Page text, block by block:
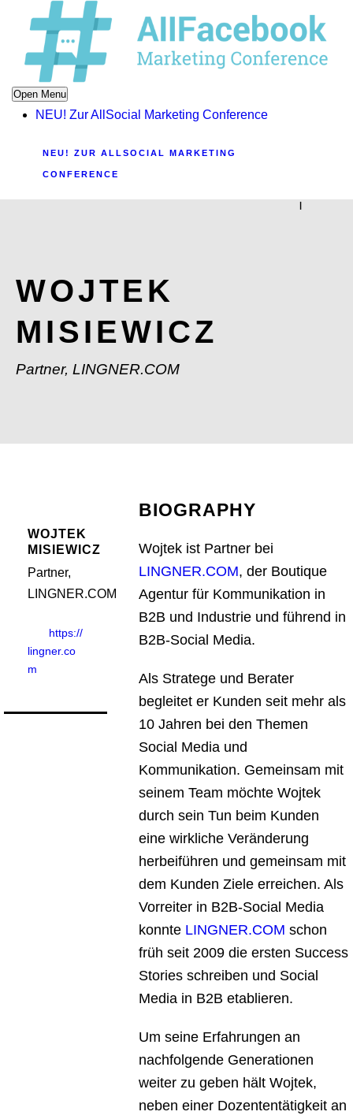
Open Menu
NEU! Zur AllSocial Marketing Conference
NEU! ZUR ALLSOCIAL MARKETING
CONFERENCE
|
WOJTEK
MISIEWICZ
Partner, LINGNER.COM
WOJTEK
MISIEWICZ
Partner,
LINGNER.COM
https://
lingner.co
m
BIOGRAPHY
Wojtek ist Partner bei
LINGNER.COM, der Boutique
Agentur für Kommunikation in
B2B und Industrie und führend in
B2B-Social Media.
Als Stratege und Berater
begleitet er Kunden seit mehr als
10 Jahren bei den Themen
Social Media und
Kommunikation. Gemeinsam mit
seinem Team möchte Wojtek
durch sein Tun beim Kunden
eine wirkliche Veränderung
herbeiführen und gemeinsam mit
dem Kunden Ziele erreichen. Als
Vorreiter in B2B-Social Media
konnte LINGNER.COM schon
früh seit 2009 die ersten Success
Stories schreiben und Social
Media in B2B etablieren.
Um seine Erfahrungen an
nachfolgende Generationen
weiter zu geben hält Wojtek,
neben einer Dozententätigkeit an